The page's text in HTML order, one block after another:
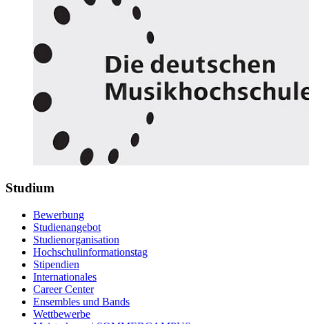
Studium
Bewerbung
Studienangebot
Studienorganisation
Hochschulinformationstag
Stipendien
Internationales
Career Center
Ensembles und Bands
Wettbewerbe